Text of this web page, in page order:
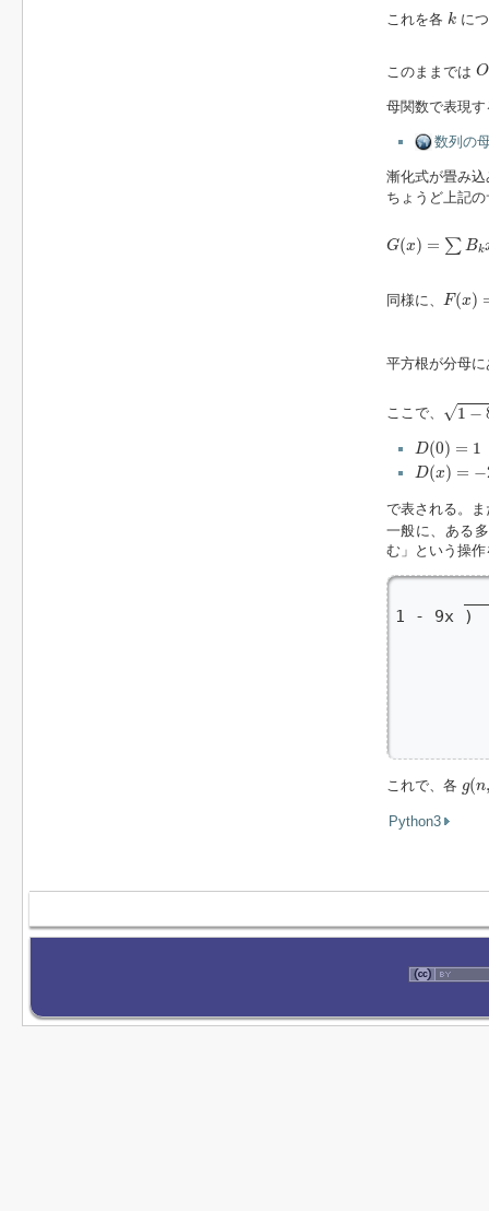
これを各 k
kにつ
このままでは O
O
母関数で表現す
数列の
漸化式が畳み
ちょうど上記
G(x) = ∑ Bk
G(x )= Bkxk
同様に、 F(x)
F(x =
平方根が分母
ここで、 √1 −
−8x
D(0) = 1
D(0)=
D(x) = −
D(x )=
で表される。
一般に、ある
む」という操
1 - 9x )
これで、各 g(n,
(
Python3